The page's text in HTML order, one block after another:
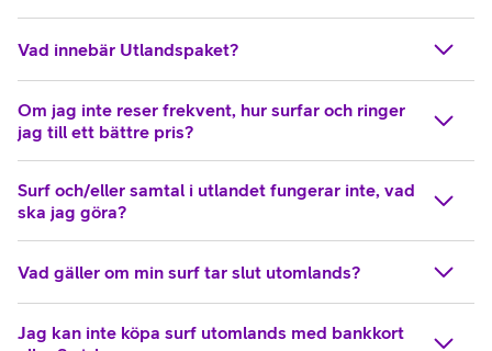
Vad innebär Utlandspaket?
Om jag inte reser frekvent, hur surfar och ringer
jag till ett bättre pris?
Surf och/eller samtal i utlandet fungerar inte, vad
ska jag göra?
Vad gäller om min surf tar slut utomlands?
Jag kan inte köpa surf utomlands med bankkort